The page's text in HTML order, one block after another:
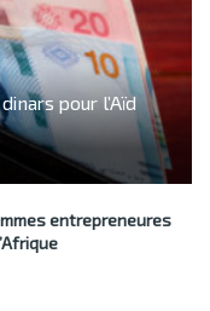
pour l’Aïd
entrepreneures